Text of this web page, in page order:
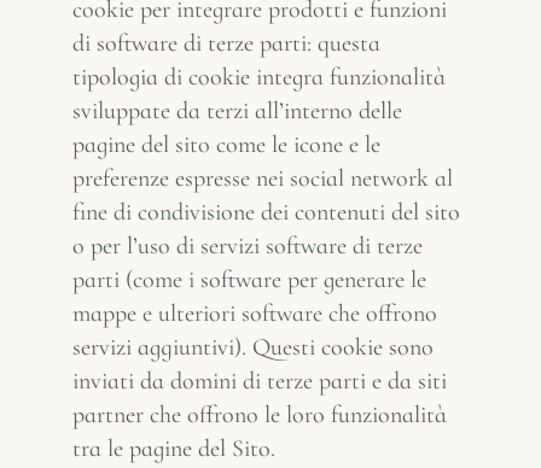
cookie per integrare prodotti e funzioni
di software di terze parti: questa
tipologia di cookie integra funzionalità
sviluppate da terzi all’interno delle
pagine del sito come le icone e le
preferenze espresse nei social network al
fine di condivisione dei contenuti del sito
o per l’uso di servizi software di terze
parti (come i software per generare le
mappe e ulteriori software che offrono
servizi aggiuntivi). Questi cookie sono
inviati da domini di terze parti e da siti
partner che offrono le loro funzionalità
tra le pagine del Sito.